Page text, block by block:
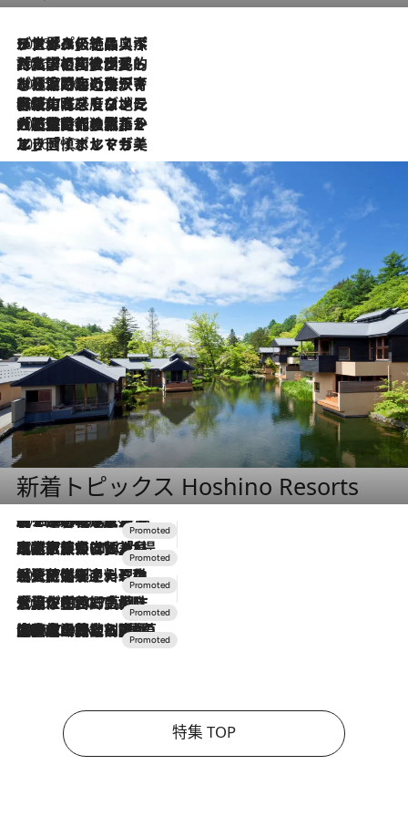
2026.8.8
リスボンの絶品スイーツ「パステル・デ・ナタ」とは？ポルトガル伝統の奥深い世界へ
2026.7.27
「私の祖国はポルトガル語です」国民的詩人フェルナンド・ペソアと、彼が愛した文学の街を歩く
2026.7.26
ポルトガル近海が育む極上の海の幸。キリリと冷えた白ワインと愉しむ、シーフード専門店の贅沢
2026.7.22
伝統の味をモダンに昇華。高感度な地元客が集う、リスボンの最旬ガストロノミー
2026.7.21
大航海時代の栄華から、震災、独裁、そして革命へ。ポルトガル・首都リスボンの石畳に刻まれた「歴史の光と影」
2026.7.13
エッセイ・ヤマザキマリ「慎ましくも美しき国 ポルトガル」
新着トピックス Hoshino Resorts
2026.8.7
【トンボの足水浴】ヒノキの香りに包まれて涼感マックス！約13℃の湧水かけ流しを避暑地「星野温泉 トンボの湯」で体験
2026.7.31
【ホテル帰省】という選択肢をOMOが提案。家族とほどよい距離を保つには「昼は実家、夜は気兼ねなくホテルで！」
2026.7.24
【夏限定ディナーコース】旬を迎える稚鮎や花ズッキーニなどをイタリア・トスカーナの郷土料理の手法で満喫！
2026.7.17
「土佐和ハーブかき氷」がOMO7高知に登場！生姜、山椒、大葉など目にも舌にも涼を呼ぶ郷土の味
2026.7.10
NEW OPEN！【界 草津】名湯の地に誕生。趣の異なる2種の温泉と上州ならではの会席・蕎麦割烹など美食を味わう究極の癒やし旅
特集 TOP